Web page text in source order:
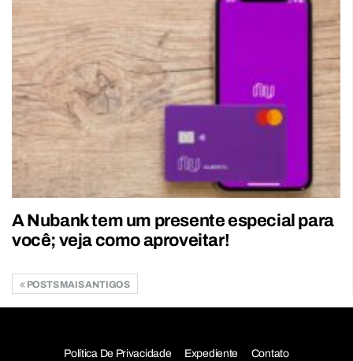
A Nubank tem um presente especial para
você; veja como aproveitar!
POSTS MAIS ANTIGOS
Política De Privacidade Expediente Contato